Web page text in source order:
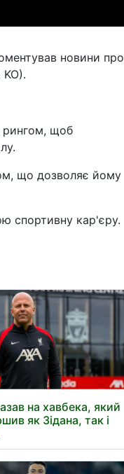
новини про
рингом, щоб
що дозволяє йому
спортивну кар'єру.
на хавбека, який
як Зідана, так і